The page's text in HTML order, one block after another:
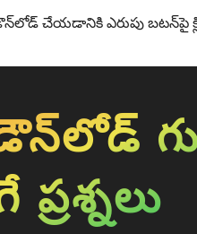
చేయడానికి ఎరుపు బటన్‌పై